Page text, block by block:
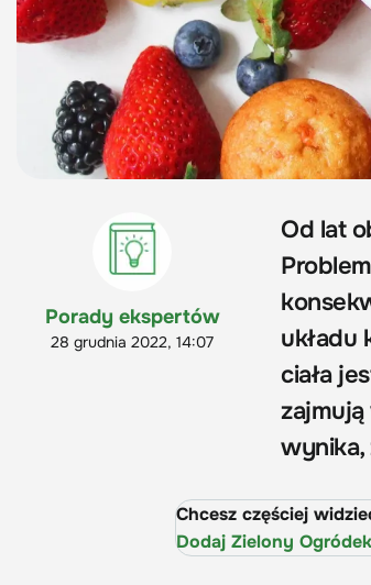
Porady ekspertów
28 grudnia 2022, 14:07
Od lat
układu
ciała
Chcesz częściej
Dodaj Zielony